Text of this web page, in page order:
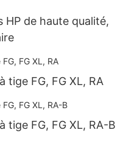
HP de haute qualité,
tige FG, FG XL, RA
tige FG, FG XL, RA-B